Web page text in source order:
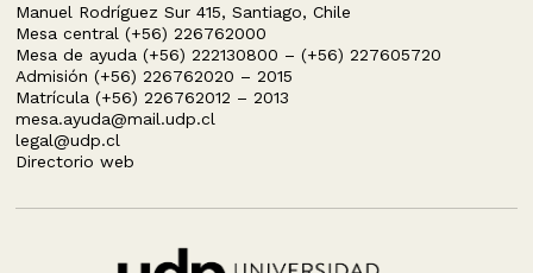
Manuel Rodríguez Sur 415, Santiago, Chile
Mesa central (+56) 226762000
Mesa de ayuda (+56) 222130800 – (+56) 227605720
Admisión (+56) 226762020 – 2015
Matrícula (+56) 226762012 – 2013
mesa.ayuda@mail.udp.cl
legal@udp.cl
Directorio web